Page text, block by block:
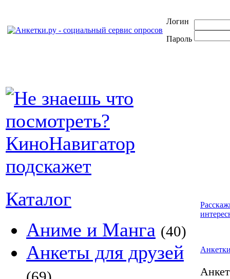
Логин
Пароль
Каталог
Аниме и Манга (40)
Анкеты для друзей